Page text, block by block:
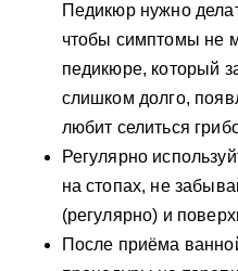
Педикюр нужно
чтобы симптомы не
педикюре, который
слишком долго,
любит селиться
Регулярно
на стопах, не
(регулярно) и
После приёма